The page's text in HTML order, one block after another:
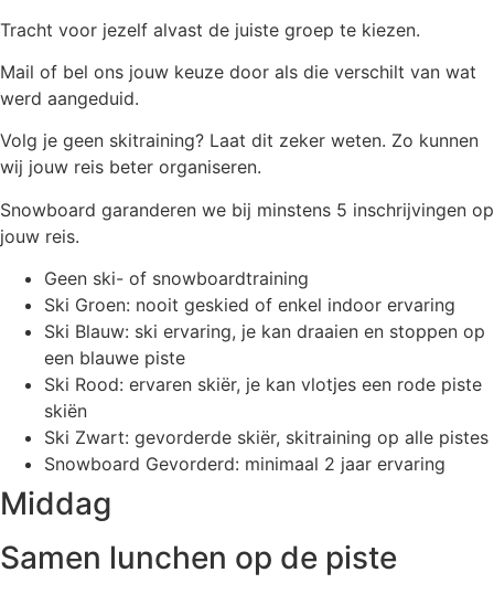
Tracht voor jezelf alvast de juiste groep te kiezen.
Mail of bel ons jouw keuze door als die verschilt van wat
werd aangeduid.
Volg je geen skitraining? Laat dit zeker weten. Zo kunnen
wij jouw reis beter organiseren.
Snowboard garanderen we bij minstens 5 inschrijvingen op
jouw reis.
Geen ski- of snowboardtraining
Ski Groen: nooit geskied of enkel indoor ervaring
Ski Blauw: ski ervaring, je kan draaien en stoppen op
een blauwe piste
Ski Rood: ervaren skiër, je kan vlotjes een rode piste
skiën
Ski Zwart: gevorderde skiër, skitraining op alle pistes
Snowboard Gevorderd: minimaal 2 jaar ervaring
Middag
Samen lunchen op de piste